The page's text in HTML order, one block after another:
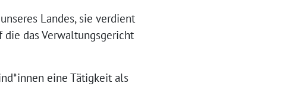
Landes, sie verdient
die das Verwaltungsgericht
eine Tätigkeit als